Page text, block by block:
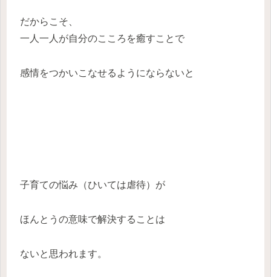
だからこそ、
一人一人が自分のこころを癒すことで
感情をつかいこなせるようにならないと
子育ての悩み（ひいては虐待）が
ほんとうの意味で解決することは
ないと思われます。